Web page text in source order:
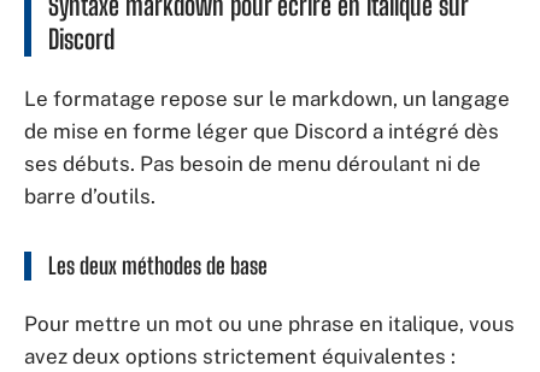
Discord
Le formatage repose sur le markdown, un langage
de mise en forme léger que Discord a intégré dès
ses débuts. Pas besoin de menu déroulant ni de
barre d’outils.
Les deux méthodes de base
Pour mettre un mot ou une phrase en italique, vous
avez deux options strictement équivalentes :